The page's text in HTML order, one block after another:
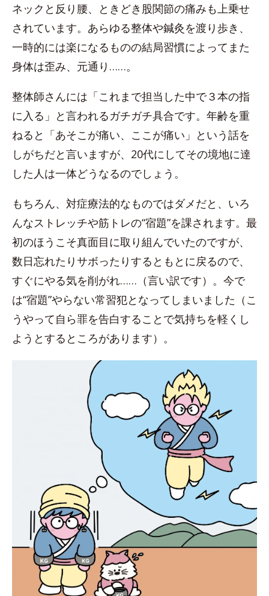
ネックと反り腰、ときどき股関節の痛みも上乗せ
されています。あらゆる整体や鍼灸を渡り歩き、
一時的には楽になるものの結局習慣によってまた
身体は歪み、元通り……。
整体師さんには「これまで担当した中で３本の指
に入る」と言われるガチガチ具合です。年齢を重
ねると「あそこが痛い、ここが痛い」という話を
しがちだと言いますが、20代にしてその境地に達
した人は一体どうなるのでしょう。
もちろん、対症療法的なものではダメだと、いろ
んなストレッチや筋トレの“宿題”を課されます。最
初のほうこそ真面目に取り組んでいたのですが、
数日忘れたりサボったりするともとに戻るので、
すぐにやる気を削がれ……（言い訳です）。今で
は“宿題”やらない常習犯となってしまいました（こ
うやって自ら罪を告白することで気持ちを軽くし
ようとするところがあります）。